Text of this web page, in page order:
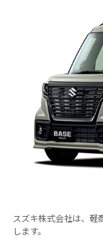
スズキ株式会社は、軽
します。